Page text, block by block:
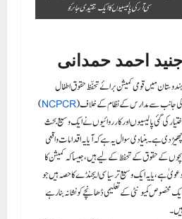
سی آر کی پالیسیوں کا ایک تنقیدی جائزہ
جنید احمد حمدانی
ہندوستان میں قومی کمیشن برائے تحفّظ حقوق اطفال
(NCPCR) کی جانب سے مدارس کے نظام کے خلاف
کی گئی پالیسیوں اور کارروائیوں نے ایک وسیع بحث
چھیڑ دی ہے۔ بنیادی سوال یہ ہے کہ آیا یہ اقدامات واقعی
کے حقوق کے تحفظ کے لیے ہیں، جیسا کہ کمیشن کا
دعویٰ ہے، یا یہ ایک وسیع تر سیاسی ایجنڈے کا حصہ ہیں جو
مخصوص کمیونٹی کے تعلیمی ڈھانچے کو نشانہ بنا رہے